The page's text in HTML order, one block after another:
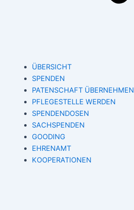
ÜBERSICHT
SPENDEN
PATENSCHAFT ÜBERNEHMEN
PFLEGESTELLE WERDEN
SPENDENDOSEN
SACHSPENDEN
GOODING
EHRENAMT
KOOPERATIONEN